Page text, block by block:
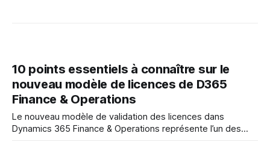
10 points essentiels à connaître sur le
nouveau modèle de licences de D365
Finance & Operations
Le nouveau modèle de validation des licences dans
Dynamics 365 Finance & Operations représente l’un des